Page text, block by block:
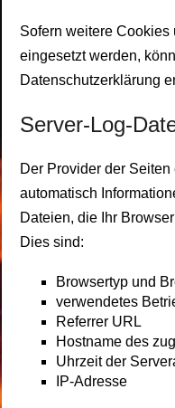
Sofern weitere
eingesetzt werden,
Datenschutzerklärung
Server-Log-
Der Provider der
automatisch
Dateien, die Ihr
Dies sind:
Browsertyp und
verwendetes
Referrer URL
Hostname des
Uhrzeit der
IP-Adresse